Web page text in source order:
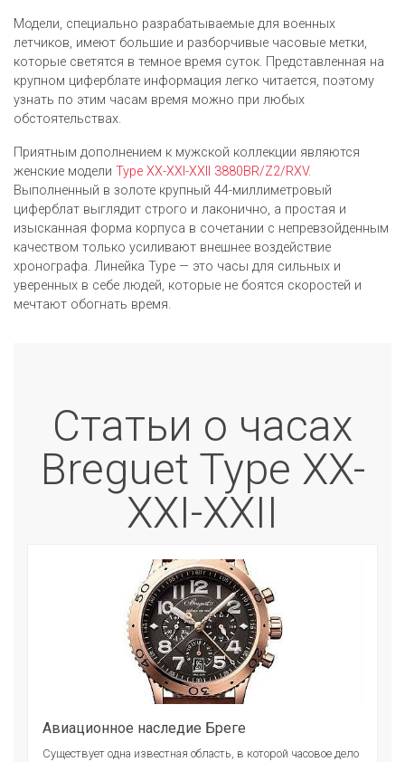
Модели, специально разрабатываемые для военных
летчиков, имеют большие и разборчивые часовые метки,
которые светятся в темное время суток. Представленная на
крупном циферблате информация легко читается, поэтому
узнать по этим часам время можно при любых
обстоятельствах.
Приятным дополнением к мужской коллекции являются
женские модели Type XX-XXI-XXII 3880BR/Z2/RXV.
Выполненный в золоте крупный 44-миллиметровый
циферблат выглядит строго и лаконично, а простая и
изысканная форма корпуса в сочетании с непревзойденным
качеством только усиливают внешнее воздействие
хронографа. Линейка Type — это часы для сильных и
уверенных в себе людей, которые не боятся скоростей и
мечтают обогнать время.
Статьи о часах
Breguet Type XX-
XXI-XXII
Авиационное наследие Бреге
Существует одна известная область, в которой часовое дело